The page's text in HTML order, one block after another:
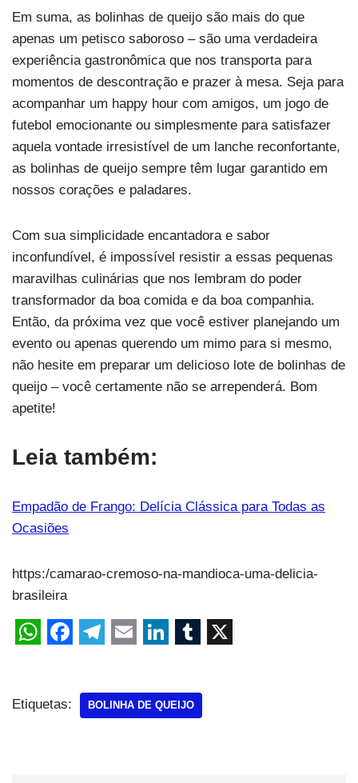
Em suma, as bolinhas de queijo são mais do que
apenas um petisco saboroso – são uma verdadeira
experiência gastronômica que nos transporta para
momentos de descontração e prazer à mesa. Seja para
acompanhar um happy hour com amigos, um jogo de
futebol emocionante ou simplesmente para satisfazer
aquela vontade irresistível de um lanche reconfortante,
as bolinhas de queijo sempre têm lugar garantido em
nossos corações e paladares.
Com sua simplicidade encantadora e sabor
inconfundível, é impossível resistir a essas pequenas
maravilhas culinárias que nos lembram do poder
transformador da boa comida e da boa companhia.
Então, da próxima vez que você estiver planejando um
evento ou apenas querendo um mimo para si mesmo,
não hesite em preparar um delicioso lote de bolinhas de
queijo – você certamente não se arrependerá. Bom
apetite!
Leia também:
Empadão de Frango: Delícia Clássica para Todas as
Ocasiões
https:/camarao-cremoso-na-mandioca-uma-delicia-
brasileira
Etiquetas: BOLINHA DE QUEIJO